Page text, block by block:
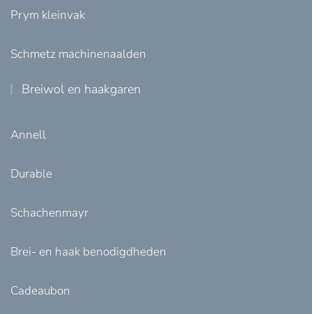
Prym kleinvak
Schmetz machinenaalden
Breiwol en haakgaren
Annell
Durable
Schachenmayr
Brei- en haak benodigdheden
Cadeaubon